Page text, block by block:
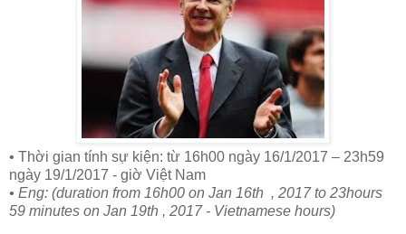
• Thời gian tính sự kiện: từ 16h00 ngày 16/1/2017 – 23h59
ngày 19/1/2017 - giờ Việt Nam
• Eng: (duration from 16h00 on Jan 16th , 2017 to 23hours
59 minutes on Jan 19th , 2017 - Vietnamese hours)